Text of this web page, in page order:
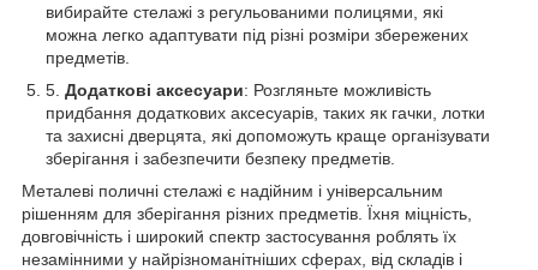
вибирайте стелажі з регульованими полицями, які
можна легко адаптувати під різні розміри збережених
предметів.
Додаткові аксесуари: Розгляньте можливість
придбання додаткових аксесуарів, таких як гачки, лотки
та захисні дверцята, які допоможуть краще організувати
зберігання і забезпечити безпеку предметів.
Металеві поличні стелажі є надійним і універсальним
рішенням для зберігання різних предметів. Їхня міцність,
довговічність і широкий спектр застосування роблять їх
незамінними у найрізноманітніших сферах, від складів і